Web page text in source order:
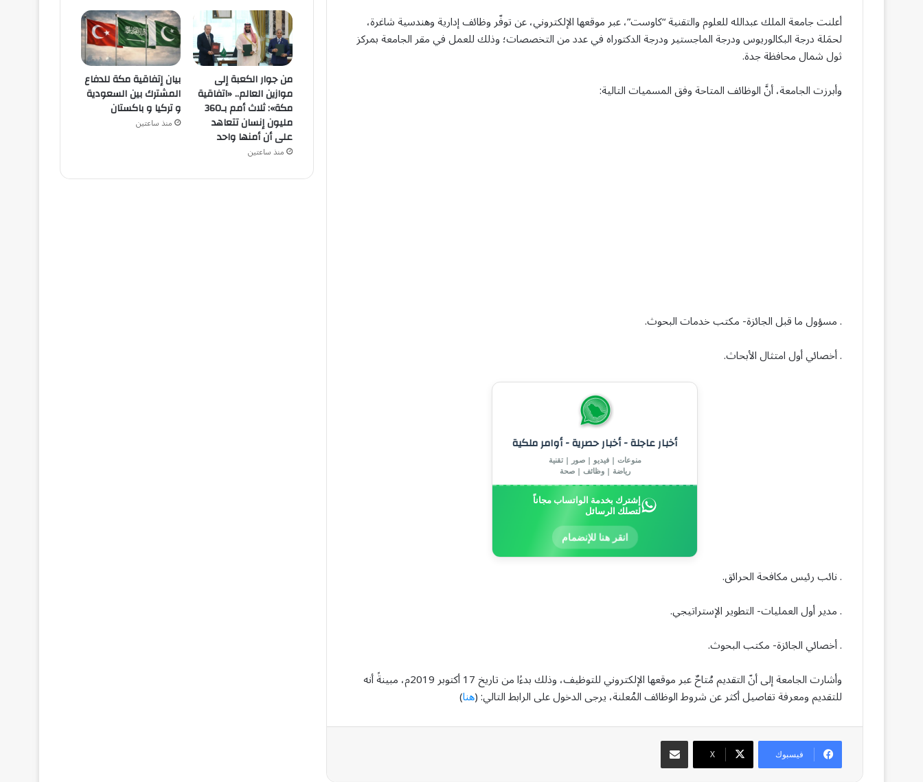
أعلنت جامعة الملك عبدالله للعلوم والتقنية “كاوست”، عبر موقعها الإلكتروني، عن توفّر وظائف إدارية وهندسية شاغرة،
لحمَلة درجة البكالوريوس ودرجة الماجستير ودرجة الدكتوراه في عدد من التخصصات؛ وذلك للعمل في مقر الجامعة بمركز
ثول شمال محافظة جدة.
وأبرزت الجامعة، أنَّ الوظائف المتاحة وفق المسميات التالية:
. مسؤول ما قبل الجائزة- مكتب خدمات البحوث.
. أخصائي أول امتثال الأبحاث.
أخبار عاجلة - أخبار حصرية - أوامر ملكية
منوعات | فيديو | صور | تقنية
رياضة | وظائف | صحة
إشترك بخدمة الواتساب مجاناً
لتصلك الرسائل
انقر هنا للإنضمام
. نائب رئيس مكافحة الحرائق.
. مدير أول العمليات- التطوير الإستراتيجي.
. أخصائي الجائزة- مكتب البحوث.
وأشارت الجامعة إلى أنّ التقديم مُتاحٌ عبر موقعها الإلكتروني للتوظيف، وذلك بدءًا من تاريخ 17 أكتوبر 2019م، مبينةً أنه
للتقديم ومعرفة تفاصيل أكثر عن شروط الوظائف المُعلنة، يرجى الدخول على الرابط التالي: (هنا)
فيسبوك ‫X
مشاركة عبر البريد
من جوار الكعبة إلى
موازين العالم.. «اتفاقية
مكة»: ثلاث أمم بـ360
مليون إنسان تتعاهد
على أن أمنها واحد
منذ ساعتين
بيان إتفاقية مكة للدفاع
المشترك بين السعودية
و تركيا و باكستان
منذ ساعتين